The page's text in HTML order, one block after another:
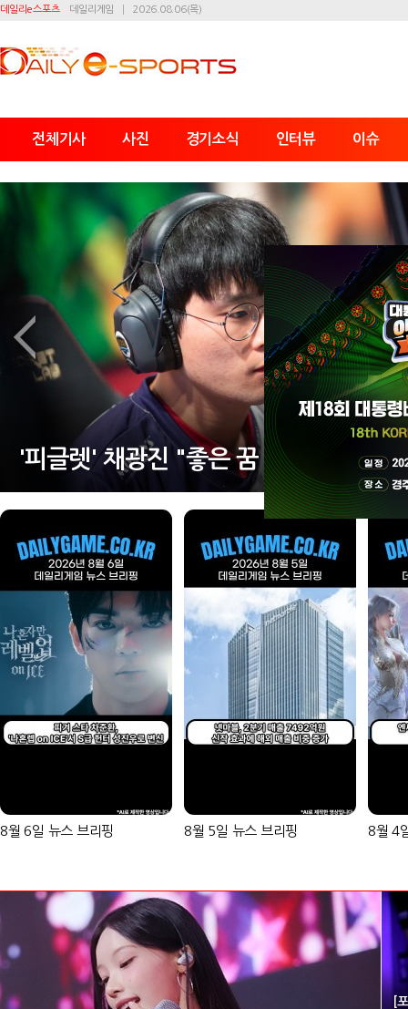
데일리e스포츠 데일리게임 2026.08.06(목)
전체기사 사진 경기소식 인터뷰 이슈
유병준 감독 "끝까지 최선 다할 것"
8월 6일 뉴스 브리핑 8월 5일 뉴스 브리핑 8월 4